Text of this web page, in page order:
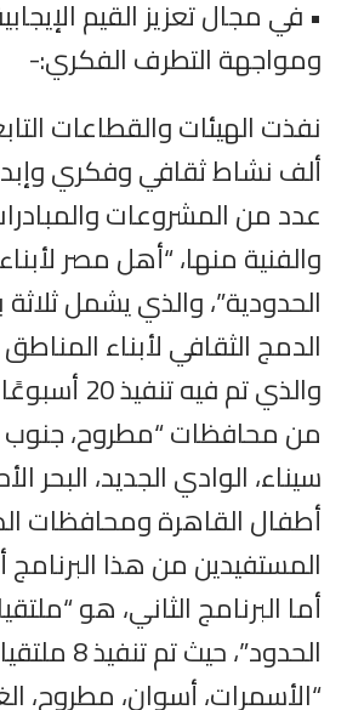
• في مجال تعزيز القيم
ومواجهة التطرف الفكري:-
ألف نشاط ثقافي وفكري
عدد من المشروعات
والفنية منها، “أهل مصر
الحدودية”، والذي يشمل
الدمج الثقافي لأبناء
والذي تم
من محافظات “مطروح، جنوب
سيناء، الوادي الجديد، البحر
أطفال القاهرة ومحافظات
أما البرنامج الثاني، هو
الحدود”، حيث
“الأسمرات، أسوان، مطروح،